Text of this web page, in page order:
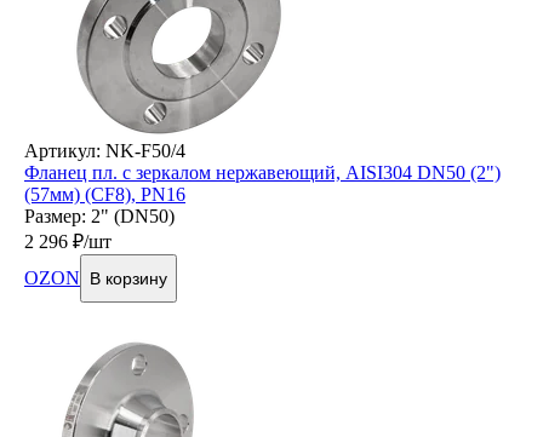
Артикул: NK-F50/4
Фланец пл. с зеркалом нержавеющий, AISI304 DN50 (2")
(57мм) (CF8), РN16
Размер: 2" (DN50)
2 296 ₽/шт
OZON
В корзину